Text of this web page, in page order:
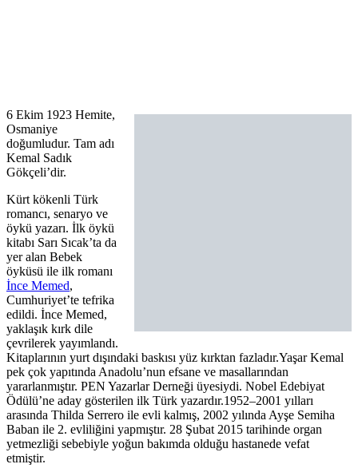
6 Ekim 1923 Hemite,
Osmaniye
doğumludur. Tam adı
Kemal Sadık
Gökçeli’dir.
Kürt kökenli Türk
romancı, senaryo ve
öykü yazarı. İlk öykü
kitabı Sarı Sıcak’ta da
yer alan Bebek
öyküsü ile ilk romanı
İnce Memed,
Cumhuriyet’te tefrika
edildi. İnce Memed,
yaklaşık kırk dile
çevrilerek yayımlandı.
Kitaplarının yurt dışındaki baskısı yüz kırktan fazladır.Yaşar Kemal
pek çok yapıtında Anadolu’nun efsane ve masallarından
yararlanmıştır. PEN Yazarlar Derneği üyesiydi. Nobel Edebiyat
Ödülü’ne aday gösterilen ilk Türk yazardır.1952–2001 yılları
arasında Thilda Serrero ile evli kalmış, 2002 yılında Ayşe Semiha
Baban ile 2. evliliğini yapmıştır. 28 Şubat 2015 tarihinde organ
yetmezliği sebebiyle yoğun bakımda olduğu hastanede vefat
etmiştir.